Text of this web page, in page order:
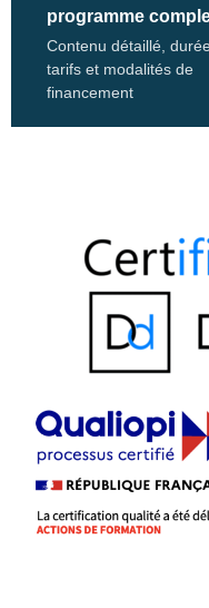
programme
Contenu détaillé,
tarifs et modalités de
financement